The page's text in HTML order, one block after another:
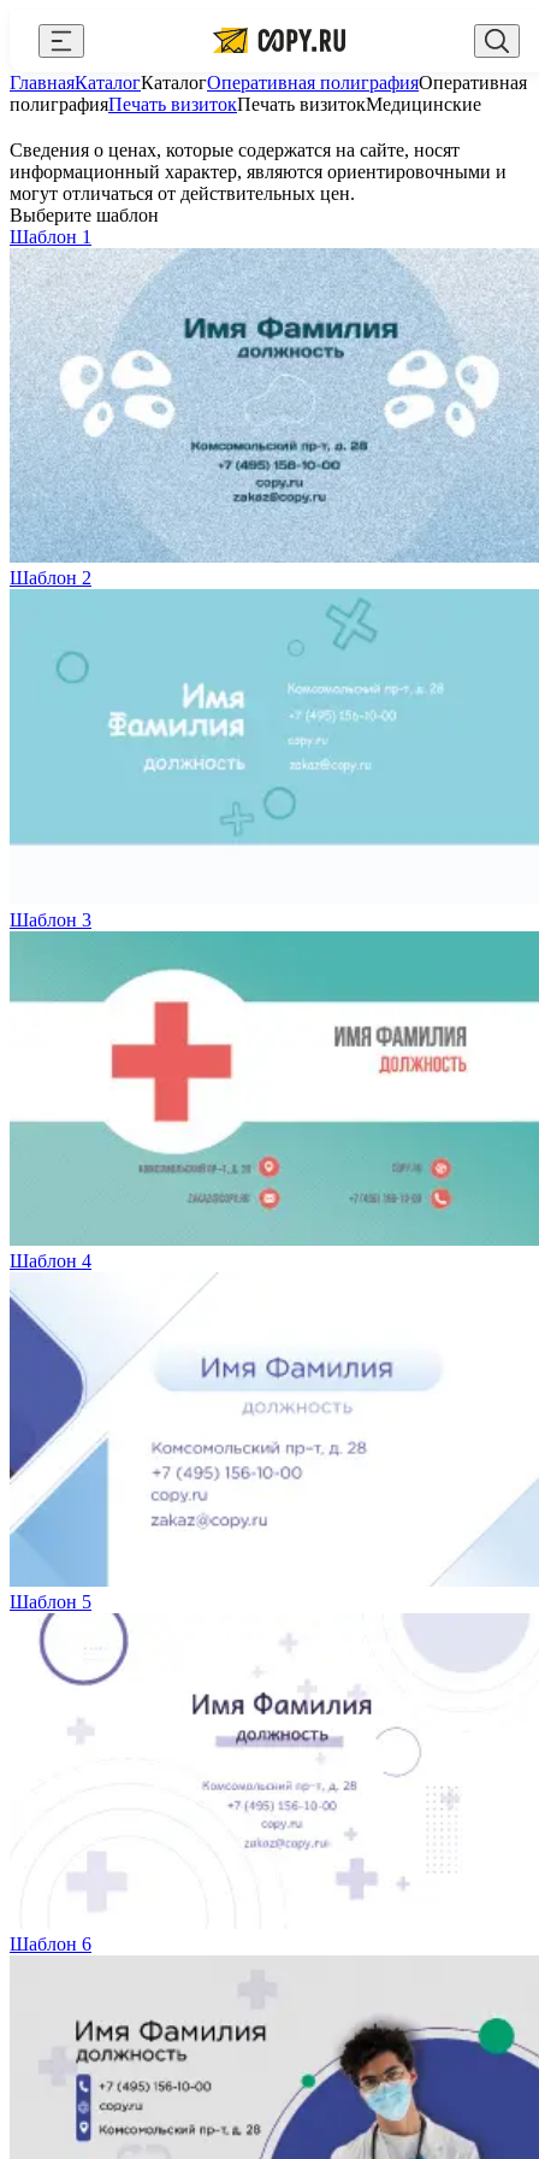
Выберите город Войти
+7 (495) 156-10-00 zakaz@copy.ru
AI Copy.ru
Сувениры с логотипом
Для бизнеса
Калькулятор
Новости
Блог
Генератор QR-кодов
Публичная оферта
Клуб привилегий
Вакансии
Написать директору
Контакты
Закрыть
ГлавнаяКаталогКаталогОперативная полиграфияОперативная
полиграфияПечать визитокПечать визитокМедицинские
Сведения о ценах, которые содержатся на сайте, носят
информационный характер, являются ориентировочными и
могут отличаться от действительных цен.
Выберите шаблон
Шаблон 1
Шаблон 2
Шаблон 3
Шаблон 4
Шаблон 5
Шаблон 6